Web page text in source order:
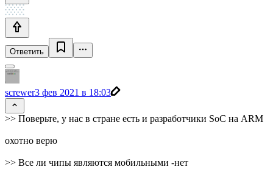
Ответить
screwer3 фев 2021 в 18:03
>> Поверьте, у нас в стране есть и разработчики SoC на ARM
охотно верю
>> Все ли чипы являются мобильными -нет